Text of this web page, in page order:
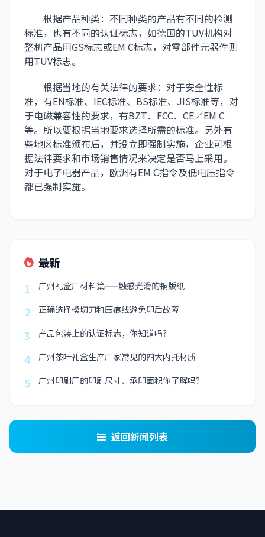
根据产品种类：不同种类的产品有不同的检测
标准，也有不同的认证标志，如德国的TUV机构对
整机产品用GS标志或EM C标志，对零部件元器件则
用TUV标志。
根据当地的有关法律的要求：对于安全性标
准，有EN标准、IEC标准、BS标准、JIS标准等，对
于电磁兼容性的要求，有BZT、FCC、CE／EM C
等。所以要根据当地要求选择所需的标准。另外有
些地区标准颁布后，并没立即强制实施，企业可根
据法律要求和市场销售情况来决定是否马上采用。
对于电子电器产品，欧洲有EM C指令及低电压指令
都已强制实施。
最新
1
广州礼盒厂材料篇——触感光滑的铜版纸
2 正确选择模切刀和压痕线避免印后故障
3 产品包装上的认证标志，你知道吗？
4 广州茶叶礼盒生产厂家常见的四大内托材质
5 广州印刷厂的印刷尺寸、承印面积你了解吗？
返回新闻列表